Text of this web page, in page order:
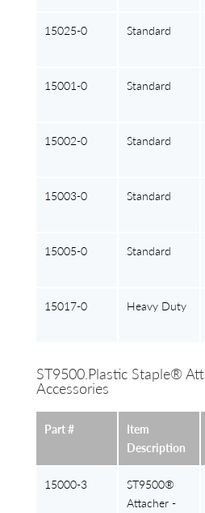
15025-0 Standard
15001-0 Standard
15002-0 Standard
15003-0 Standard
15005-0 Standard
15017-0 Heavy Duty
ST9500.Plastic Staple®
Accessories
Part #
Item
Description
15000-3
ST9500®
Attacher -